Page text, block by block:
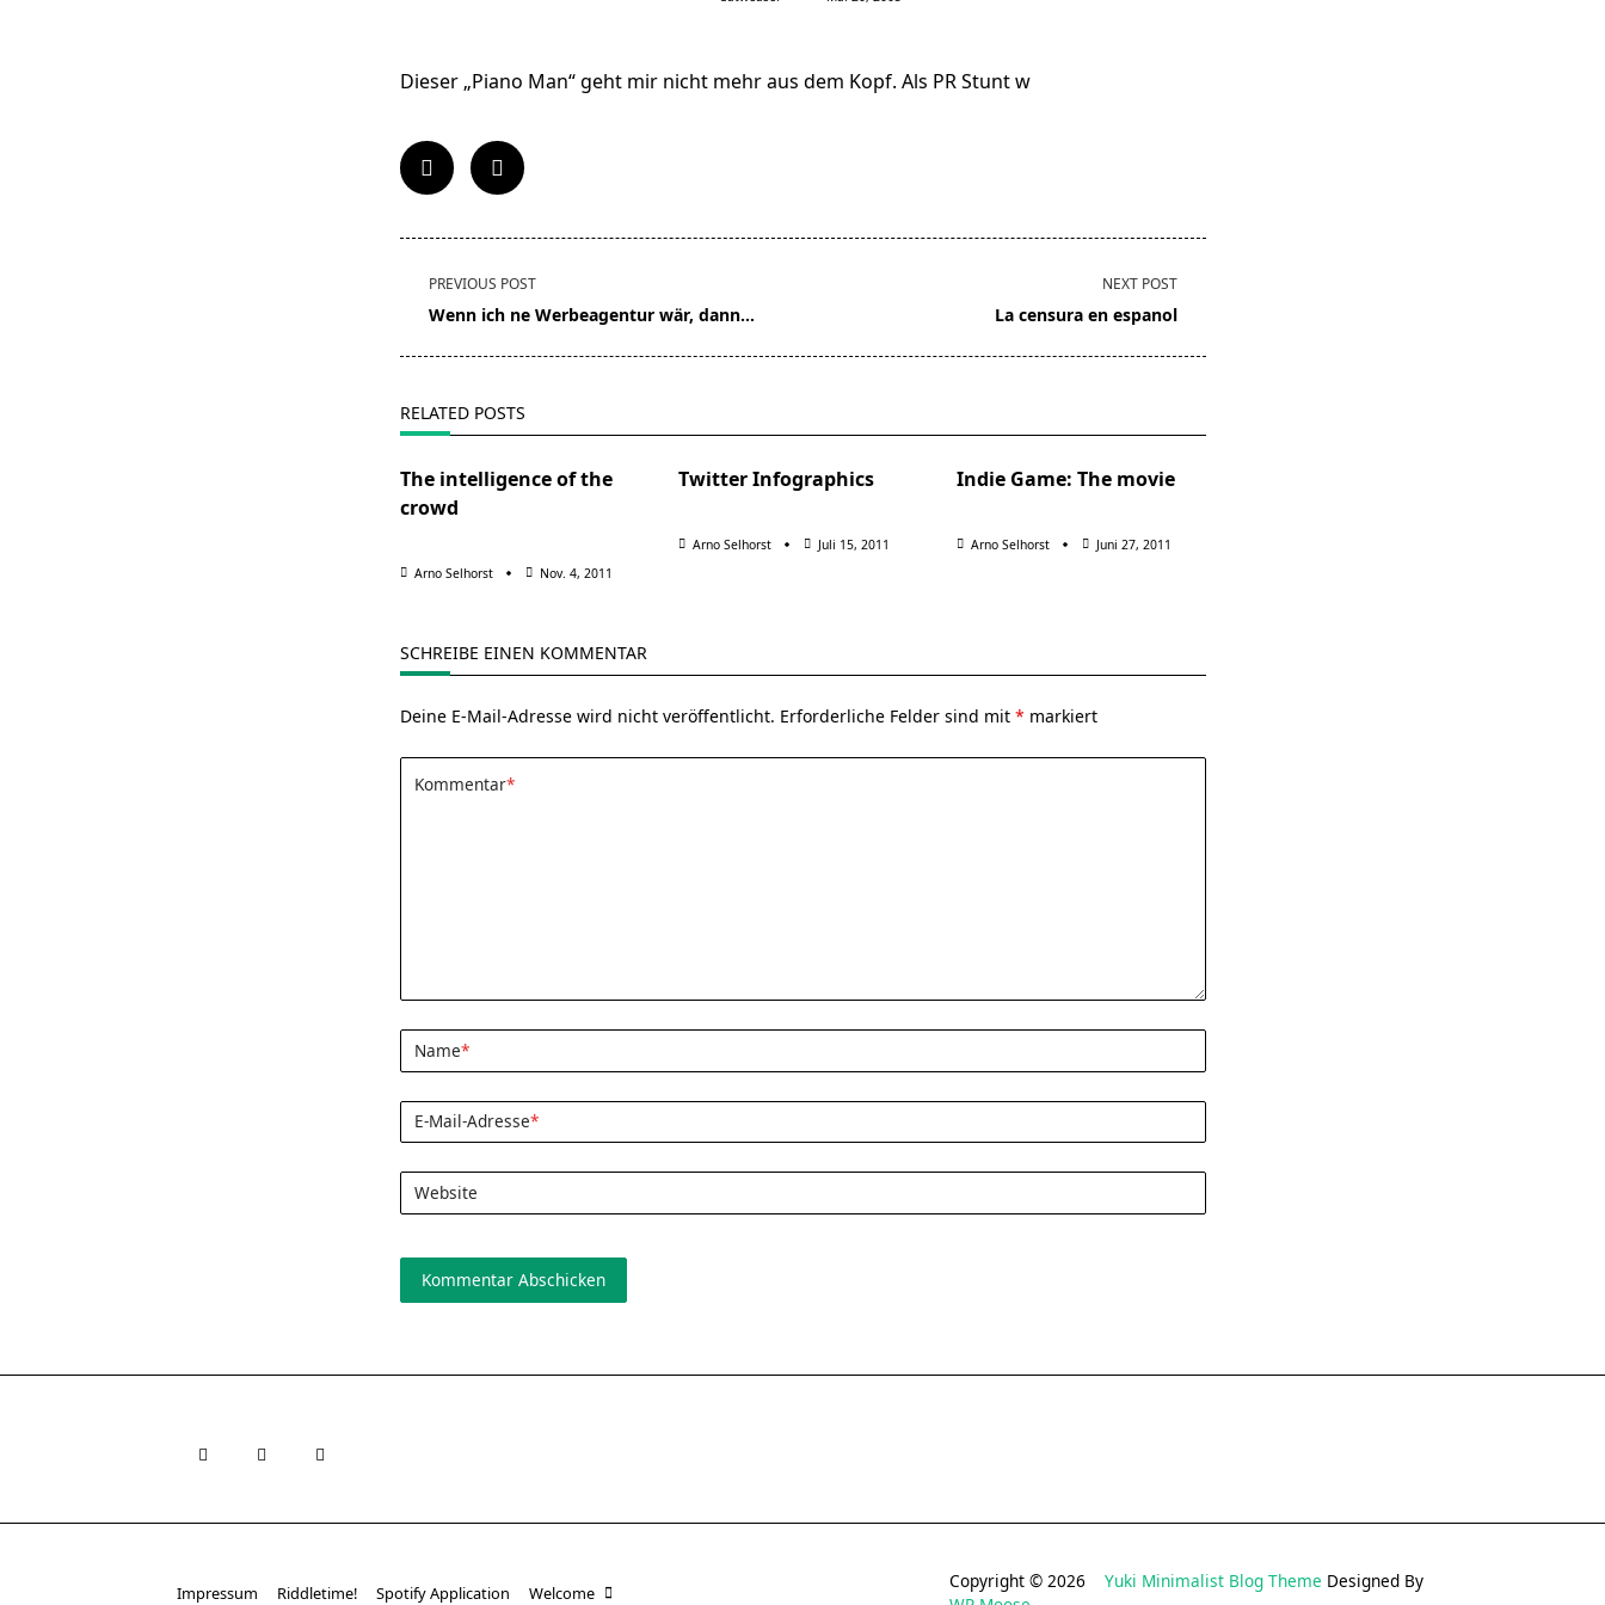
Dieser „Piano Man“ geht mir nicht mehr aus dem Kopf. Als PR Stunt w
<span
class="nav-
text">Page</span>
PREVIOUS POST
Wenn ich ne Werbeagentur wär, dann…
NEXT POST
La censura en espanol
RELATED POSTS
The intelligence of the
crowd
Arno Selhorst Nov. 4, 2011
Twitter Infographics
Arno Selhorst Juli 15, 2011
Indie Game: The movie
Arno Selhorst Juni 27, 2011
SCHREIBE EINEN KOMMENTAR
Deine E-Mail-Adresse wird nicht veröffentlicht. Erforderliche Felder sind mit * markiert
Kommentar*
Name*
E-Mail-Adresse*
Website
Impressum Riddletime! Spotify Application Welcome
Copyright © 2026Yuki Minimalist Blog Theme Designed By